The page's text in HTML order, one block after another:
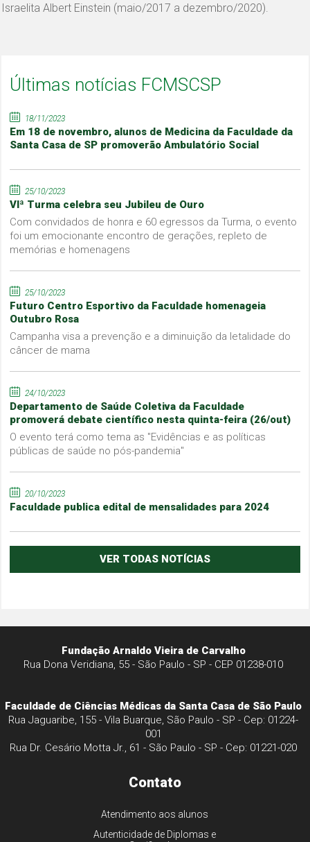
Israelita Albert Einstein (maio/2017 a dezembro/2020).
Últimas notícias FCMSCSP
18/11/2023
Em 18 de novembro, alunos de Medicina da Faculdade da
Santa Casa de SP promoverão Ambulatório Social
25/10/2023
VIª Turma celebra seu Jubileu de Ouro
Com convidados de honra e 60 egressos da Turma, o evento
foi um emocionante encontro de gerações, repleto de
memórias e homenagens
25/10/2023
Futuro Centro Esportivo da Faculdade homenageia
Outubro Rosa
Campanha visa a prevenção e a diminuição da letalidade do
câncer de mama
24/10/2023
Departamento de Saúde Coletiva da Faculdade
promoverá debate científico nesta quinta-feira (26/out)
O evento terá como tema as "Evidências e as políticas
públicas de saúde no pós-pandemia"
20/10/2023
Faculdade publica edital de mensalidades para 2024
VER TODAS NOTÍCIAS
Fundação Arnaldo Vieira de Carvalho
Rua Dona Veridiana, 55 - São Paulo - SP - CEP 01238-010
Faculdade de Ciências Médicas da Santa Casa de São Paulo
Rua Jaguaribe, 155 - Vila Buarque, São Paulo - SP - Cep: 01224-
001
Rua Dr. Cesário Motta Jr., 61 - São Paulo - SP - Cep: 01221-020
Contato
Atendimento aos alunos
Autenticidade de Diplomas e